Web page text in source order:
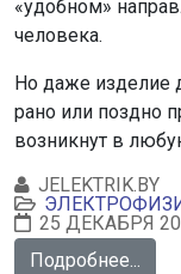
«удобном»
человека.
Но даже изделие
рано или поздно
возникнут в
JELEKTRIK.BY
25 ДЕКАБРЯ
Подробнее...